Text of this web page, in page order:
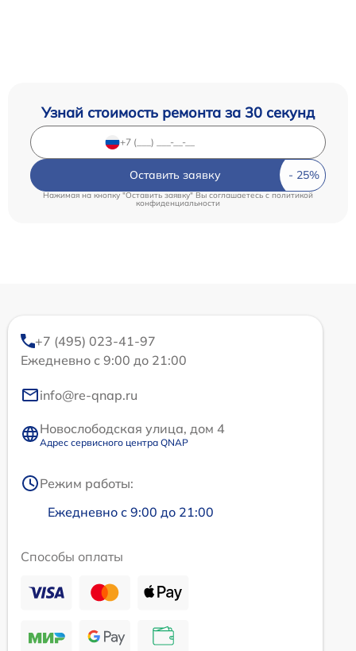
Узнай стоимость ремонта за 30 секунд
Оставить заявку
Нажимая на кнопку "Оставить заявку" Вы соглашаетесь cполитикой
конфиденциальности
+7 (495) 023-41-97
Ежедневно с 9:00 до 21:00
info@re-qnap.ru
Новослободская улица, дом 4
Адрес сервисного центра QNAP
Режим работы:
Ежедневно с 9:00 до 21:00
Способы оплаты